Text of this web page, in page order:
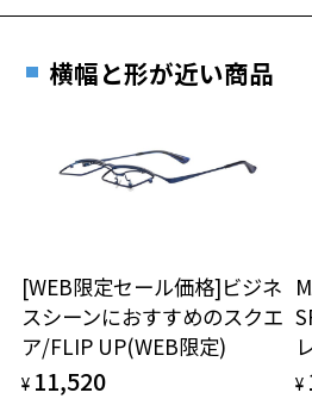
横幅と形が近い商品
[WEB限定セール価格]ビジネ
スシーンにおすすめのスクエ
ア/FLIP UP(WEB限定)
¥ 11,520 ¥